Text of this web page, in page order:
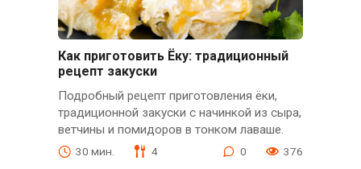
Как приготовить Ёку: традиционный
рецепт закуски
Подробный рецепт приготовления ёки,
традиционной закуски с начинкой из сыра,
ветчины и помидоров в тонком лаваше.
30 мин. 4 0 376